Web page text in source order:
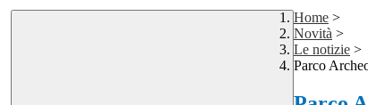
Home >
Novità >
Le notizie >
Parco